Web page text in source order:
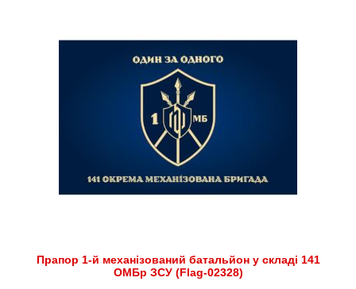
Прапор 1-й механізований батальйон у складі 141
ОМБр ЗСУ (Flag-02328)